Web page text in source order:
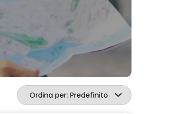
Ordina per: Predefinito